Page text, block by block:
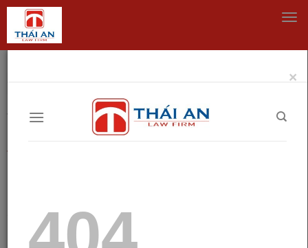
Trang chủ Tư vấn pháp lý thường xuyên
Tư vấn pháp lý thường xuyên 805 Lượt xem
Thời hạn nộp báo cáo tài chính đối với doanh
Báo cáo tài chính doanh nghiệp được xem lamột tài liệu
×